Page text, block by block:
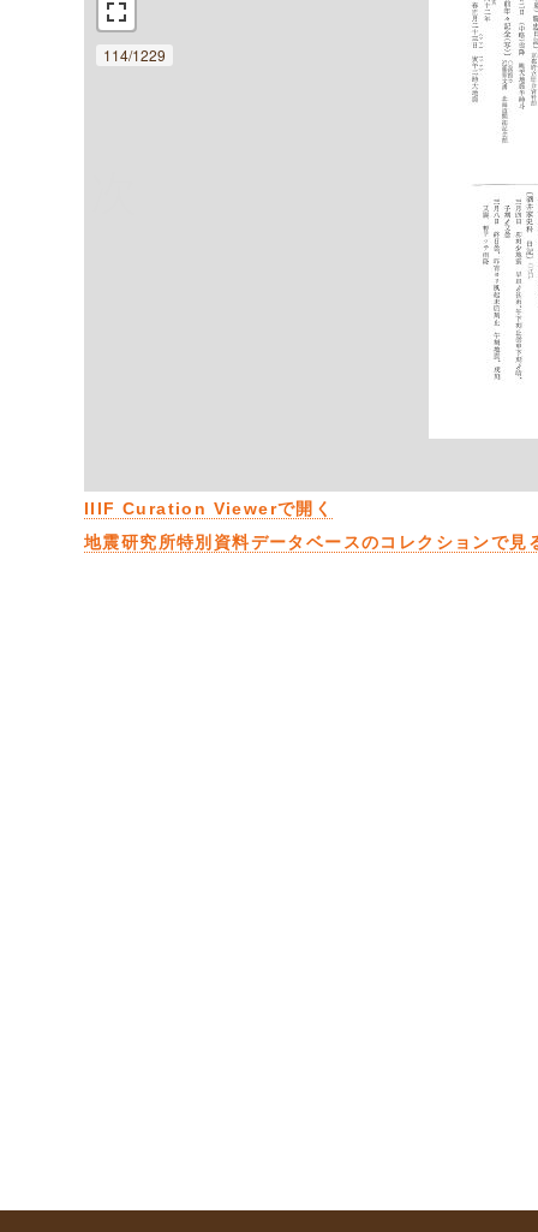
114/1229
IIIF Curation Viewerで開く
地震研究所特別資料データベースのコレクションで見